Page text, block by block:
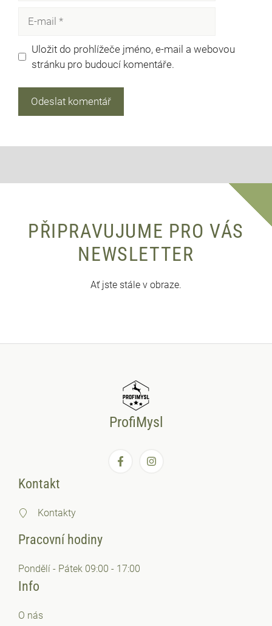
mail
Uložit do prohlížeče jméno, e-mail a webovou
stránku pro budoucí komentáře.
PŘIPRAVUJUME PRO VÁS
NEWSLETTER
Ať jste stále v obraze.
ProfiMysl
Kontakt
Kontakty
Pracovní hodiny
Pondělí - Pátek 09:00 - 17:00
Info
O nás